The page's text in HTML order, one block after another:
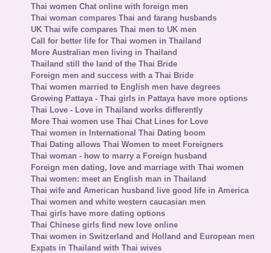
Thai women Chat online with foreign men
Thai woman compares Thai and farang husbands
UK Thai wife compares Thai men to UK men
Call for better life for Thai women in Thailand
More Australian men living in Thailand
Thailand still the land of the Thai Bride
Foreign men and success with a Thai Bride
Thai women married to English men have degrees
Growing Pattaya - Thai girls in Pattaya have more options
Thai Love - Love in Thailand works differently
More Thai women use Thai Chat Lines for Love
Thai women in International Thai Dating boom
Thai Dating allows Thai Women to meet Foreigners
Thai woman - how to marry a Foreign husband
Foreign men dating, love and marriage with Thai women
Thai women: meet an English man in Thailand
Thai wife and American husband live good life in America
Thai women and white western caucasian men
Thai girls have more dating options
Thai Chinese girls find new love online
Thai women in Switzerland and Holland and European men
Expats in Thailand with Thai wives